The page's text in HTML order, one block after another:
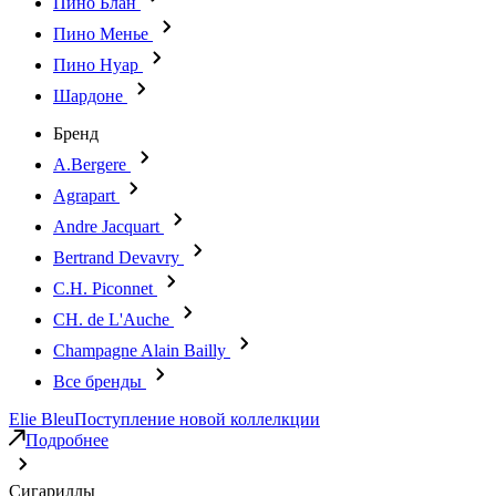
Пино Менье
Пино Нуар
Шардоне
Бренд
A.Bergere
Agrapart
Andre Jacquart
Bertrand Devavry
C.H. Piconnet
CH. de L'Auche
Champagne Alain Bailly
Все бренды
Elie BleuПоступление новой коллелкции
Подробнее
Сигариллы